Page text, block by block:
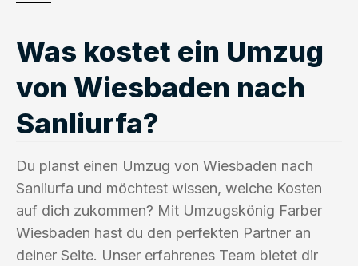
Was kostet ein Umzug
von Wiesbaden nach
Sanliurfa?
Du planst einen Umzug von Wiesbaden nach
Sanliurfa und möchtest wissen, welche Kosten
auf dich zukommen? Mit Umzugskönig Farber
Wiesbaden hast du den perfekten Partner an
deiner Seite. Unser erfahrenes Team bietet dir